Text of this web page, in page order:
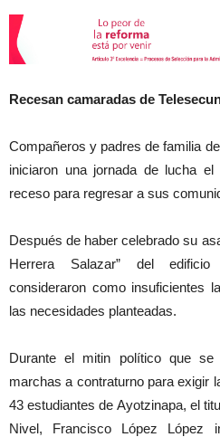
Recesan camaradas de
Compañeros y padres de familia
iniciaron una jornada de lucha
receso para regresar a sus
Después de haber celebrado su
Herrera Salazar” del
consideraron como insuficientes
las necesidades planteadas.
Durante el mitin político que
marchas a contraturno para exigir
43 estudiantes de Ayotzinapa, el
Nivel, Francisco López López